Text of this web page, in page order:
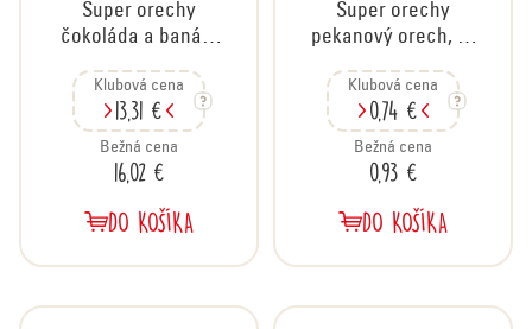
Super orechy
čokoláda a banán,
Klubová cena
13,31 €
Bežná cena
16,02 €
DO KOŠÍKA
Super orechy
pekanový orech, 35
Klubová cena
0,74 €
Bežná cena
0,93 €
DO KOŠÍKA